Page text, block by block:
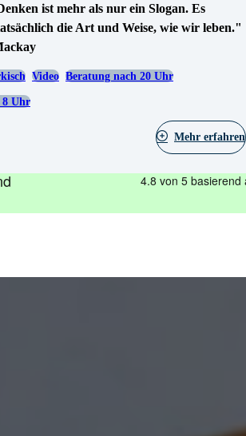
ist mehr als nur ein Slogan. Es
die Art und Weise, wie wir leben."
Video Beratung nach 20 Uhr
8 Uhr
Mehr erfahren